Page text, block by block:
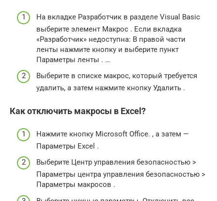
На вкладке Разработчик в разделе Visual Basic
выберите элемент Макрос . Если вкладка
«Разработчик» недоступна: В правой части
ленты нажмите кнопку и выберите пункт
Параметры ленты . …
Выберите в списке макрос, который требуется
удалить, а затем нажмите кнопку Удалить .
Как отключить макросы в Excel?
Нажмите кнопку Microsoft Office. , а затем —
Параметры Excel .
Выберите Центр управления безопасностью >
Параметры центра управления безопасностью >
Параметры макросов .